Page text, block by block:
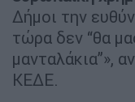
Δήμοι την
τώρα δεν “θα
μανταλάκια”»,
ΚΕΔΕ.